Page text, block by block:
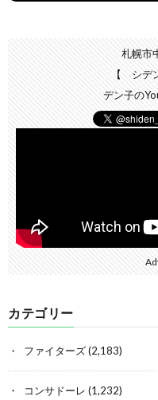
札幌市
【 シデ
デン子の
カテゴリー
ファイターズ(2,183)
コンサドーレ (1,232)